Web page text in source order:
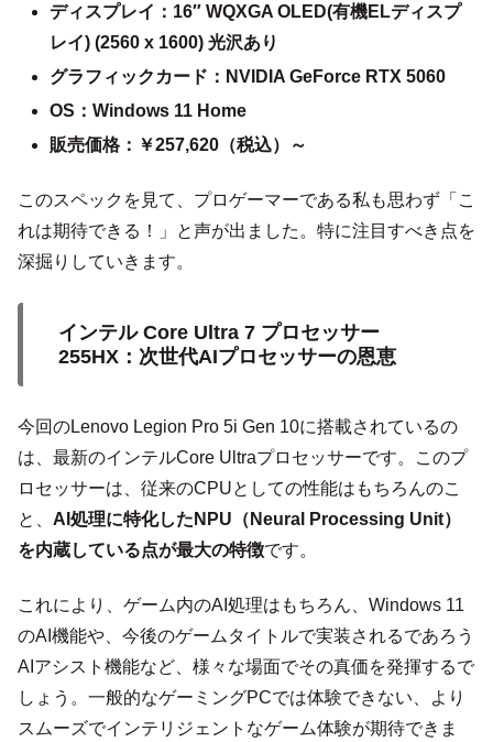
ディスプレイ：16″ WQXGA OLED(有機ELディスプ
レイ) (2560 x 1600) 光沢あり
グラフィックカード：NVIDIA GeForce RTX 5060
OS：Windows 11 Home
販売価格：￥257,620（税込）～
このスペックを見て、プロゲーマーである私も思わず「こ
れは期待できる！」と声が出ました。特に注目すべき点を
深掘りしていきます。
インテル Core Ultra 7 プロセッサー
255HX：次世代AIプロセッサーの恩恵
今回のLenovo Legion Pro 5i Gen 10に搭載されているの
は、最新のインテルCore Ultraプロセッサーです。このプ
ロセッサーは、従来のCPUとしての性能はもちろんのこ
と、 AI処理に特化したNPU（Neural Processing Unit）
を内蔵している点が最大の特徴です。
これにより、ゲーム内のAI処理はもちろん、Windows 11
のAI機能や、今後のゲームタイトルで実装されるであろう
AIアシスト機能など、様々な場面でその真価を発揮するで
しょう。一般的なゲーミングPCでは体験できない、より
スムーズでインテリジェントなゲーム体験が期待できま